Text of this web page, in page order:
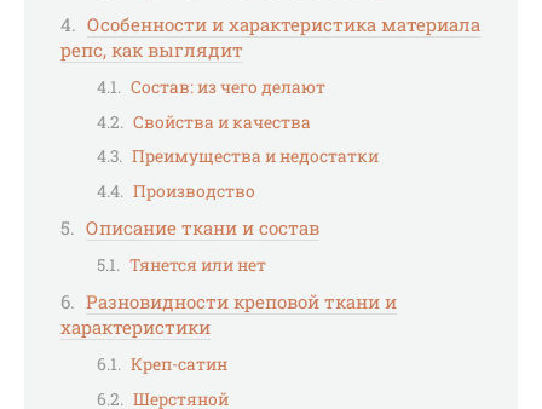
Особенности и характеристика материала
репс, как выглядит
Состав: из чего делают
Свойства и качества
Преимущества и недостатки
Производство
Описание ткани и состав
Тянется или нет
Разновидности креповой ткани и
характеристики
Креп-сатин
Шерстяной